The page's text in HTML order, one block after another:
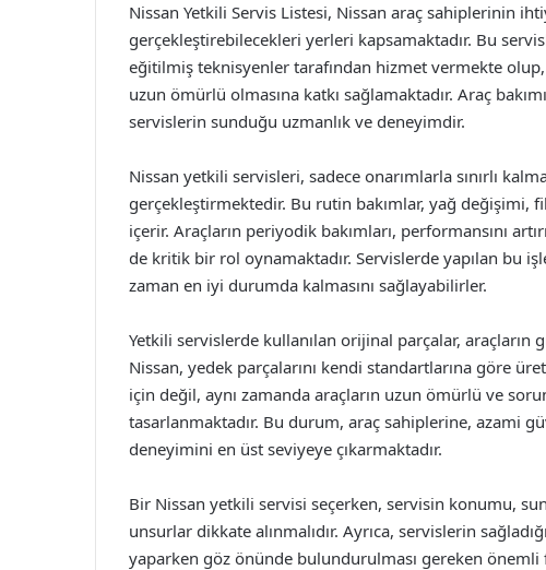
Nissan Yetkili Servis Listesi, Nissan araç sahiplerinin
gerçekleştirebilecekleri yerleri kapsamaktadır. Bu
eğitilmiş teknisyenler tarafından hizmet vermekte
uzun ömürlü olmasına katkı sağlamaktadır. Araç
servislerin sunduğu uzmanlık ve deneyimdir.
Nissan yetkili servisleri, sadece onarımlarla sınırlı
gerçekleştirmektedir. Bu rutin bakımlar, yağ
içerir. Araçların periyodik bakımları, performansını
de kritik bir rol oynamaktadır. Servislerde yapılan bu
zaman en iyi durumda kalmasını sağlayabilirler.
Yetkili servislerde kullanılan orijinal parçalar, araçların
Nissan, yedek parçalarını kendi standartlarına göre
için değil, aynı zamanda araçların uzun ömürlü ve
tasarlanmaktadır. Bu durum, araç sahiplerine, azami
deneyimini en üst seviyeye çıkarmaktadır.
Bir Nissan yetkili servisi seçerken, servisin konumu,
unsurlar dikkate alınmalıdır. Ayrıca, servislerin
yaparken göz önünde bulundurulması gereken